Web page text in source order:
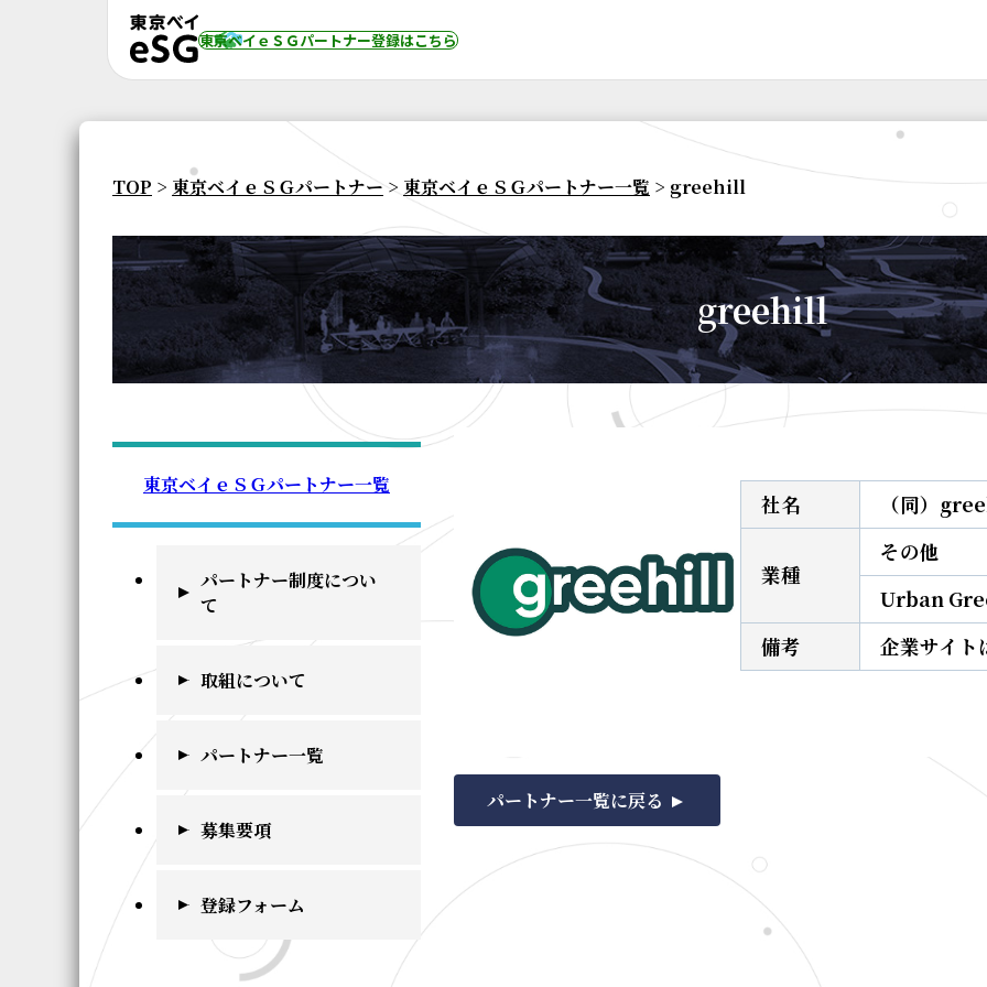
東京ベイｅＳＧパートナー登録はこちら
TOP > 東京ベイｅＳＧパートナー > 東京ベイｅＳＧパートナー一覧 > greehill
greehill
東京ベイｅＳＧパートナー一覧
パートナー制度につい
て
取組について
パートナー一覧
募集要項
登録フォーム
社名 （同）
業種
その他
Urban
備考
企業サイト
パートナー一覧に戻る